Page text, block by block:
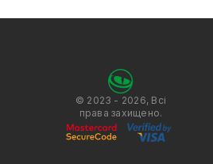
© 2023 - 2026, Всі
права захищено.